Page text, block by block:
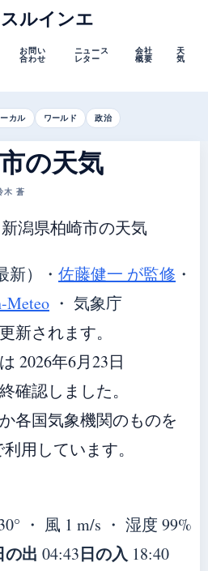
ルインエ
お問い
合わせ
ニュース
レター
会社
概要
天
気
カル ワールド 政治
の天気
木 蒼
新潟県柏崎市の天気
新） ・ 佐藤健一 が監修 ・
Meteo ・ 気象庁
新されます。
2026年6月23日
確認しました。
各国気象機関のものを
用しています。
・ 風 1 m/s ・ 湿度 99%
の出 04:43日の入 18:40